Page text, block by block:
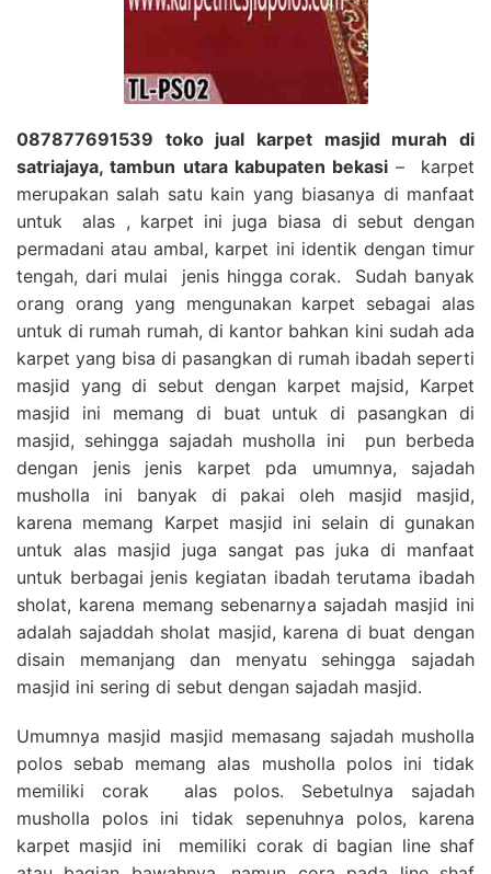
087877691539 toko jual karpet masjid murah di
satriajaya, tambun utara kabupaten bekasi – karpet
merupakan salah satu kain yang biasanya di manfaat
untuk alas , karpet ini juga biasa di sebut dengan
permadani atau ambal, karpet ini identik dengan timur
tengah, dari mulai jenis hingga corak. Sudah banyak
orang orang yang mengunakan karpet sebagai alas
untuk di rumah rumah, di kantor bahkan kini sudah ada
karpet yang bisa di pasangkan di rumah ibadah seperti
masjid yang di sebut dengan karpet majsid, Karpet
masjid ini memang di buat untuk di pasangkan di
masjid, sehingga sajadah musholla ini pun berbeda
dengan jenis jenis karpet pda umumnya, sajadah
musholla ini banyak di pakai oleh masjid masjid,
karena memang Karpet masjid ini selain di gunakan
untuk alas masjid juga sangat pas juka di manfaat
untuk berbagai jenis kegiatan ibadah terutama ibadah
sholat, karena memang sebenarnya sajadah masjid ini
adalah sajaddah sholat masjid, karena di buat dengan
disain memanjang dan menyatu sehingga sajadah
masjid ini sering di sebut dengan sajadah masjid.
Umumnya masjid masjid memasang sajadah musholla
polos sebab memang alas musholla polos ini tidak
memiliki corak alas polos. Sebetulnya sajadah
musholla polos ini tidak sepenuhnya polos, karena
karpet masjid ini memiliki corak di bagian line shaf